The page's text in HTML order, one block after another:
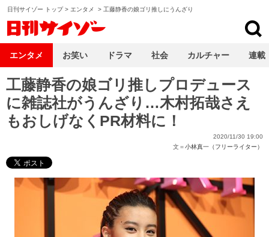
日刊サイゾー トップ> エンタメ > 工藤静香の娘ゴリ推しにうんざり
工藤静香の娘ゴリ推しプロデュース
に雑誌社がうんざり…木村拓哉さえ
もおしげなくPR材料に！
2020/11/30 19:00
文＝小林真一（フリーライター）
エンタメ お笑い ドラマ 社会 カルチャー 連載